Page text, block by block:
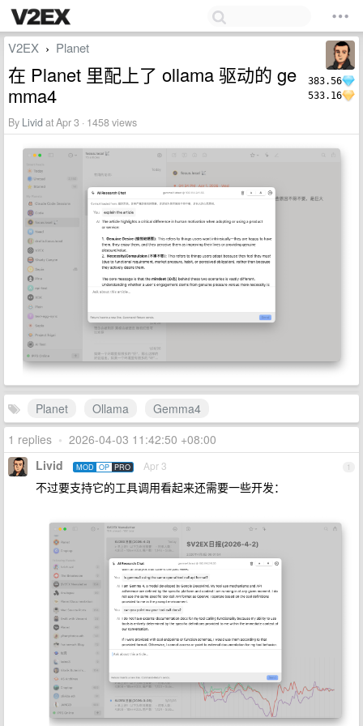
383.56
533.16
V2EX › Planet
在 Planet 里配上了 ollama 驱动的 ge
mma4
By Livid at Apr 3 · 1458 views
Planet Ollama
Gemma4
1 replies • 2026-04-03 11:42:50 +08:00
1
Livid MOD OP PRO Apr 3
不过要支持它的工具调用看起来还需要一些开发：